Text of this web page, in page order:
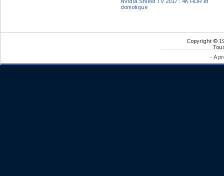
domotique
Copyright ©
- A